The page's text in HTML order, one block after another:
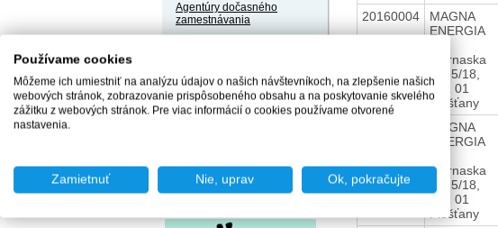
Agentúry dočasného
zamestnávania
chránené pracoviská
20160004
MAGNA
ENERGIA
Nitirnaska
7555/18,
921 01
Piešťany
MAGNA
ENERGIA
Nitirnaska
7555/18,
921 01
Piešťany
Používame cookies
Môžeme ich umiestniť na analýzu údajov o našich návštevníkoch, na zlepšenie našich
webových stránok, zobrazovanie prispôsobeného obsahu a na poskytovanie skvelého
zážitku z webových stránok. Pre viac informácií o cookies používame otvorené
nastavenia.
Zamietnuť Nie, uprav Ok, pokračujte